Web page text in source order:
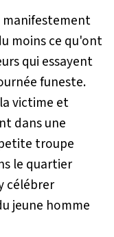
manifestement
moins ce qu'ont
qui essayent
funeste.
victime et
dans une
troupe
le quartier
célébrer
jeune homme